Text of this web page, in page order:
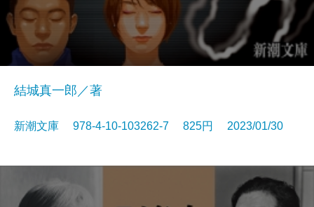
結城真一郎／著
新潮文庫 978-4-10-103262-7 825円 2023/01/30